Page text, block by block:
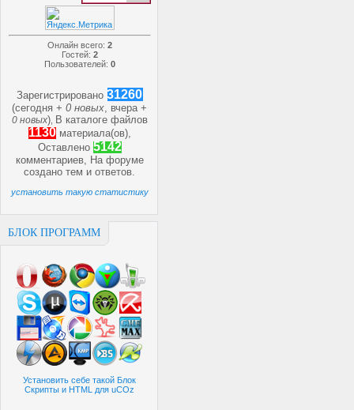
Онлайн всего: 2
Гостей: 2
Пользователей: 0
Зарегистрировано 31260
(сегодня +0 новых, вчера +
0 новых) В каталоге файлов
1130 материала(ов),
Оставлено 5142
комментариев, На форуме
созданотем иответов.
установить такую статистику
БЛОК ПРОГРАММ
Установить себе такой Блок
Скрипты и HTML для uCOz